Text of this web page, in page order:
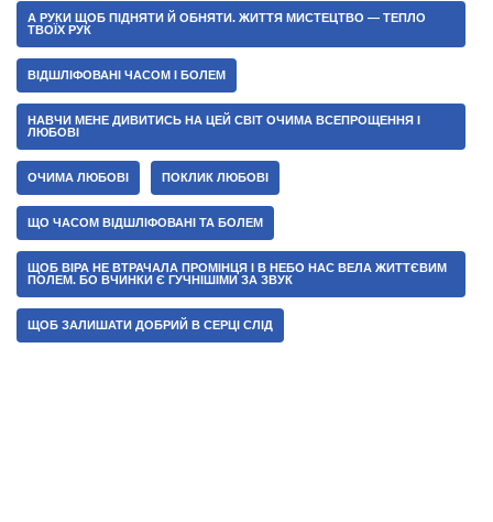
А РУКИ ЩОБ ПІДНЯТИ Й ОБНЯТИ. ЖИТТЯ МИСТЕЦТВО — ТЕПЛО
ТВОЇХ РУК
ВІДШЛІФОВАНІ ЧАСОМ І БОЛЕМ
НАВЧИ МЕНЕ ДИВИТИСЬ НА ЦЕЙ СВІТ ОЧИМА ВСЕПРОЩЕННЯ І
ЛЮБОВІ
ОЧИМА ЛЮБОВІ ПОКЛИК ЛЮБОВІ
ЩО ЧАСОМ ВІДШЛІФОВАНІ ТА БОЛЕМ
ЩОБ ВІРА НЕ ВТРАЧАЛА ПРОМІНЦЯ І В НЕБО НАС ВЕЛА ЖИТТЄВИМ
ПОЛЕМ. БО ВЧИНКИ Є ГУЧНІШІМИ ЗА ЗВУК
ЩОБ ЗАЛИШАТИ ДОБРИЙ В СЕРЦІ СЛІД